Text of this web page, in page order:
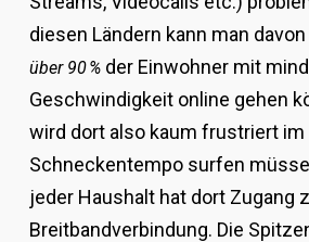
diesen Ländern kann man
über 90%der Einwohner mit
Geschwindigkeit online gehen
wird dort also kaum frustriert im
Schneckentempo surfen
jeder Haushalt hat dort Zugang
Breitbandverbindung. Die